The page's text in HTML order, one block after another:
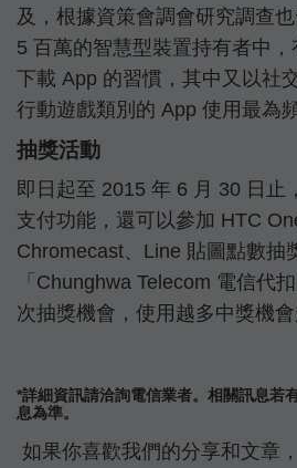
及，根據資策會調會研究調查
5 百萬的智慧型裝置持有者中
下載 App 的習慣，其中又以社
行動遊戲類別的 App 使用最為頻
抽獎活動
即日起至 2015 年 6 月 30 日止
支付功能，還可以參加 HTC
Chromecast、Line 貼圖點數抽
「Chunghwa Telecom 電信代
次抽獎機會，使用越多中獎機會
*詳細資訊請洽詢電信業者。相關訊息若
息為準。
如果你喜歡我們的分享和文章